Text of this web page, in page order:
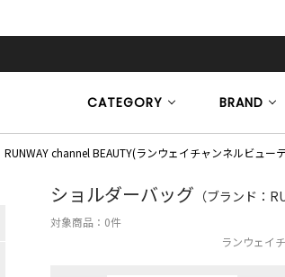
CATEGORY BRAND
RUNWAY channel BEAUTY(ランウェイチャンネルビュー
ショルダーバッグ （ブランド：
対象商品： 0件
ランウェイ